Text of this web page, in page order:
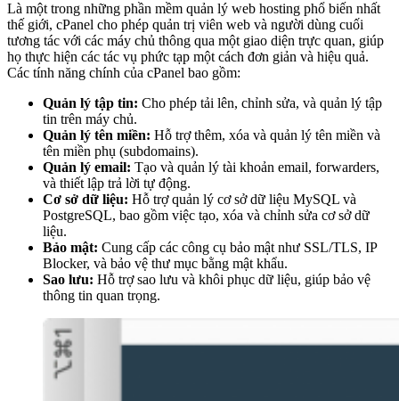
Là một trong những phần mềm quản lý web hosting phổ biến nhất
thế giới, cPanel cho phép quản trị viên web và người dùng cuối
tương tác với các máy chủ thông qua một giao diện trực quan, giúp
họ thực hiện các tác vụ phức tạp một cách đơn giản và hiệu quả.
Các tính năng chính của cPanel bao gồm:
Quản lý tập tin: Cho phép tải lên, chỉnh sửa, và quản lý tập
tin trên máy chủ.
Quản lý tên miền: Hỗ trợ thêm, xóa và quản lý tên miền và
tên miền phụ (subdomains).
Quản lý email: Tạo và quản lý tài khoản email, forwarders,
và thiết lập trả lời tự động.
Cơ sở dữ liệu: Hỗ trợ quản lý cơ sở dữ liệu MySQL và
PostgreSQL, bao gồm việc tạo, xóa và chỉnh sửa cơ sở dữ
liệu.
Bảo mật: Cung cấp các công cụ bảo mật như SSL/TLS, IP
Blocker, và bảo vệ thư mục bằng mật khẩu.
Sao lưu: Hỗ trợ sao lưu và khôi phục dữ liệu, giúp bảo vệ
thông tin quan trọng.